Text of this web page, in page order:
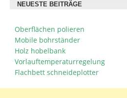
NEUESTE BEITRÄGE
Oberflächen polieren
Mobile bohrständer
Holz hobelbank
Vorlauftemperaturregelung
Flachbett schneideplotter